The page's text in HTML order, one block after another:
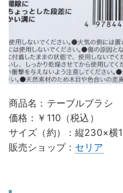
商品名：テーブルブラシ
価格：￥110（税込）
サイズ（約）：縦230×横
販売ショップ： セリア